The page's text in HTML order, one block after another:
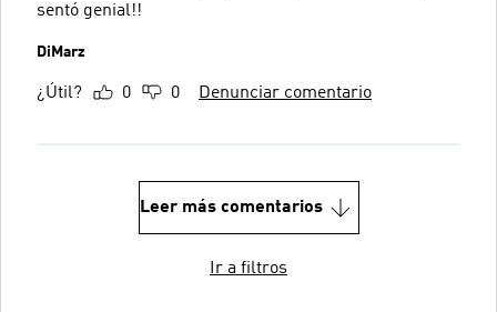
sentó genial!!
DiMarz
¿Útil? 0 0 Denunciar comentario
Leer más comentarios
Ir a filtros